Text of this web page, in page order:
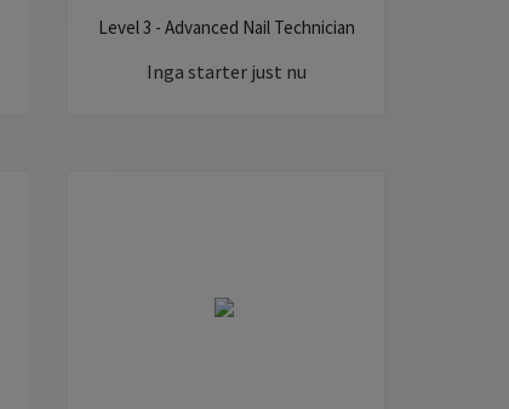
Level 3 - Advanced Nail Technician
Inga starter just nu